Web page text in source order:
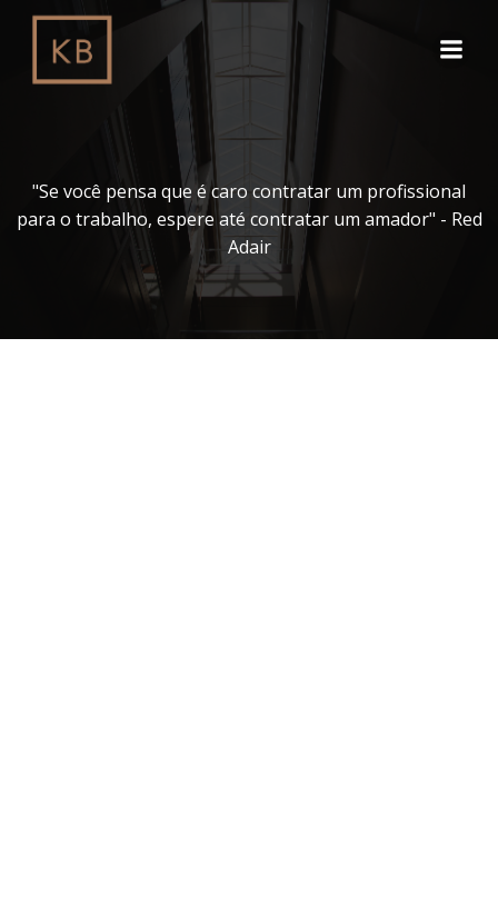
o
conteúdo
"Se você pensa que é caro contratar um profissional
para o trabalho, espere até contratar um amador" - Red
Adair